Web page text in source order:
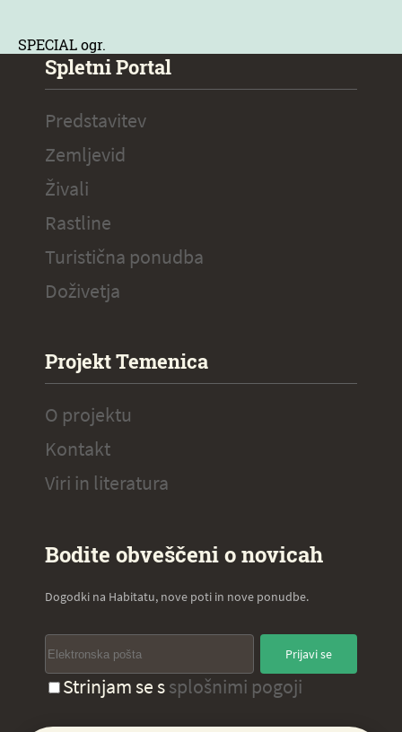
SPECIAL ogr.
Spletni Portal
Predstavitev
Zemljevid
Živali
Rastline
Turistična ponudba
Doživetja
Projekt Temenica
O projektu
Kontakt
Viri in literatura
Bodite obveščeni o novicah
Dogodki na Habitatu, nove poti in nove ponudbe.
Prijavi se
Strinjam se ssplošnimi pogoji